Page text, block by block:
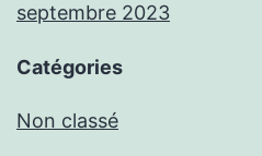
septembre 2023
Catégories
Non classé